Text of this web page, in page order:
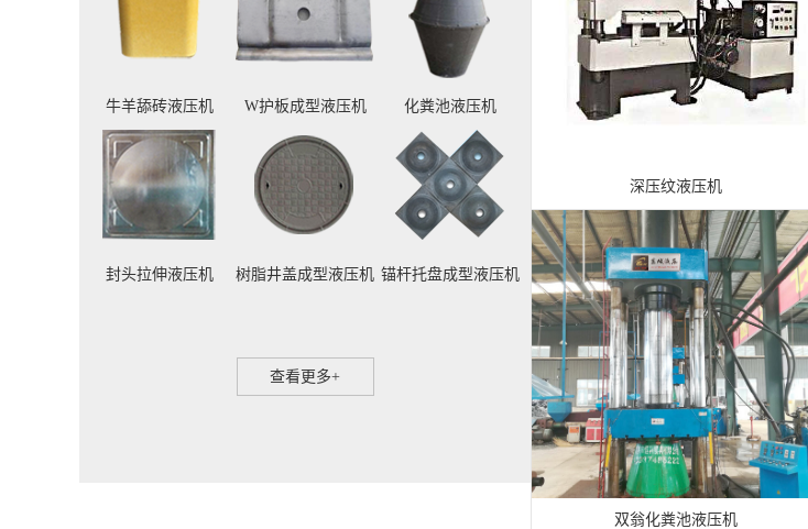
牛羊舔砖液压机 W护板成型液压机 化粪池液压机
封头拉伸液压机 树脂井盖成型液压机 锚杆托盘成型液压机
查看更多+
深压纹液压机
双翁化粪池液压机